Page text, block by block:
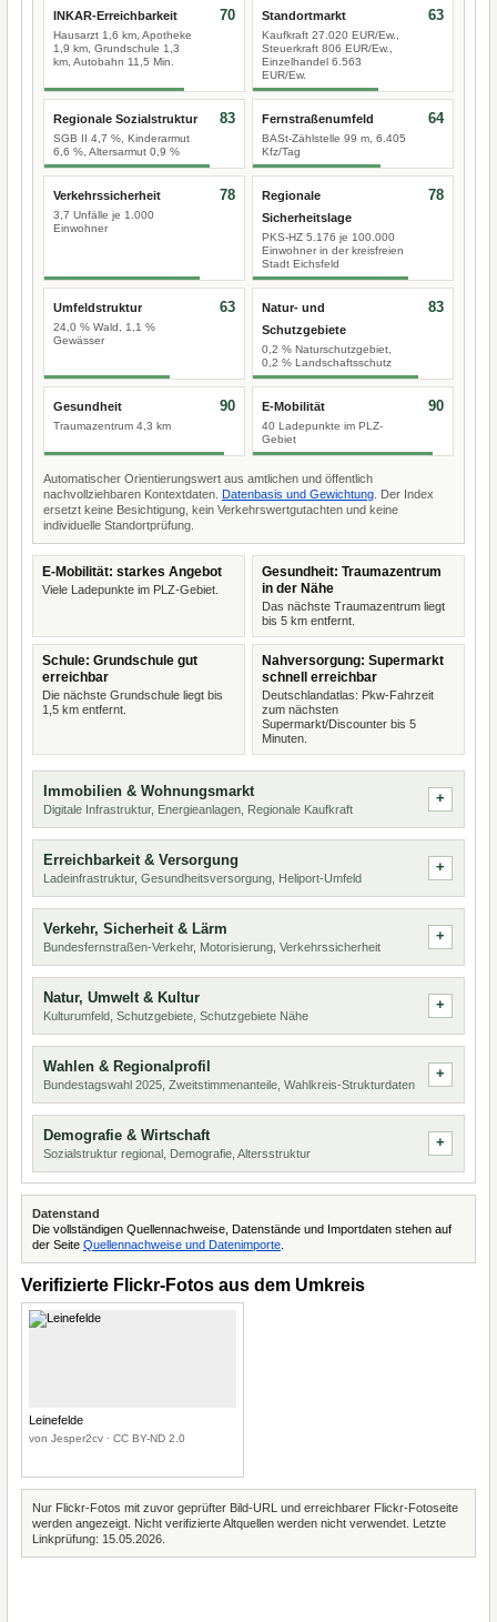
INKAR-Erreichbarkeit
Hausarzt 1,6 km, Apotheke
1,9 km, Grundschule 1,3
km, Autobahn 11,5 Min.
70 Standortmarkt
Kaufkraft 27.020 EUR/Ew.,
Steuerkraft 806 EUR/Ew.,
Einzelhandel 6.563
EUR/Ew.
63
Regionale Sozialstruktur
SGB II 4,7 %, Kinderarmut
6,6 %, Altersarmut 0,9 %
83 Fernstraßenumfeld
BASt-Zählstelle 99 m, 6.405
Kfz/Tag
64
Verkehrssicherheit
3,7 Unfälle je 1.000
Einwohner
78
Regionale
Sicherheitslage
PKS-HZ 5.176 je 100.000
Einwohner in der kreisfreien
Stadt Eichsfeld
78
Umfeldstruktur
24,0 % Wald, 1,1 %
Gewässer
63
Natur- und
Schutzgebiete
0,2 % Naturschutzgebiet,
0,2 % Landschaftsschutz
83
Gesundheit
Traumazentrum 4,3 km
90 E-Mobilität
40 Ladepunkte im PLZ-
Gebiet
90
Automatischer Orientierungswert aus amtlichen und öffentlich
nachvollziehbaren Kontextdaten. Datenbasis und Gewichtung . Der Index
ersetzt keine Besichtigung, kein Verkehrswertgutachten und keine
individuelle Standortprüfung.
E-Mobilität: starkes Angebot
Viele Ladepunkte im PLZ-Gebiet.
Gesundheit: Traumazentrum
in der Nähe
Das nächste Traumazentrum liegt
bis 5 km entfernt.
Schule: Grundschule gut
erreichbar
Die nächste Grundschule liegt bis
1,5 km entfernt.
Nahversorgung: Supermarkt
schnell erreichbar
Deutschlandatlas: Pkw-Fahrzeit
zum nächsten
Supermarkt/Discounter bis 5
Minuten.
Immobilien & Wohnungsmarkt
Digitale Infrastruktur, Energieanlagen, Regionale Kaufkraft
Erreichbarkeit & Versorgung
Ladeinfrastruktur, Gesundheitsversorgung, Heliport-Umfeld
Verkehr, Sicherheit & Lärm
Bundesfernstraßen-Verkehr, Motorisierung, Verkehrssicherheit
Natur, Umwelt & Kultur
Kulturumfeld, Schutzgebiete, Schutzgebiete Nähe
Wahlen & Regionalprofil
Bundestagswahl 2025, Zweitstimmenanteile, Wahlkreis-Strukturdaten
Demografie & Wirtschaft
Sozialstruktur regional, Demografie, Altersstruktur
Datenstand
Die vollständigen Quellennachweise, Datenstände und Importdaten stehen auf
der Seite Quellennachweise und Datenimporte
Verifizierte Flickr-Fotos aus dem Umkreis
Leinefelde
von Jesper2cv · CC BY-ND 2.0
Nur Flickr-Fotos mit zuvor geprüfter Bild-URL und erreichbarer Flickr-Fotoseite
werden angezeigt. Nicht verifizierte Altquellen werden nicht verwendet. Letzte
Linkprüfung: 15.05.2026.